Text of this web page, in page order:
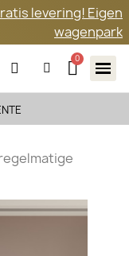
levering! Eigen
wagenpark